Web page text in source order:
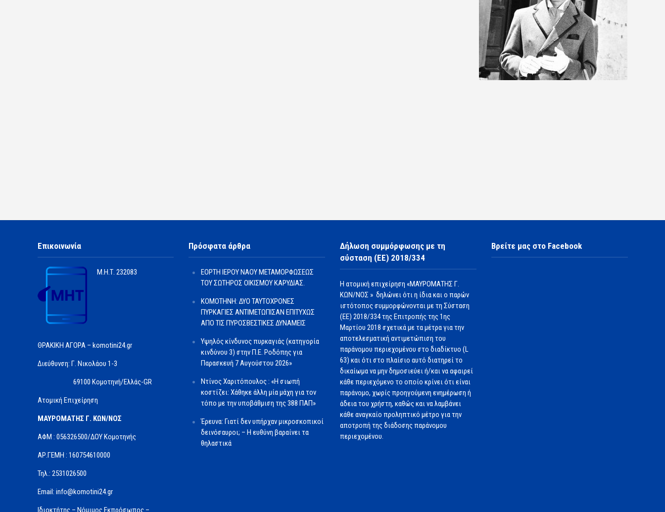
Επικοινωνία
Μ.Η.Τ. 232083
ΘΡΑΚΙΚΗ ΑΓΟΡΑ – komotini24.gr
Διεύθυνση: Γ. Νικολάου 1-3
69100 Κομοτηνή/Ελλάς-GR
Ατομική Επιχείρηση
ΜΑΥΡΟΜΑΤΗΣ Γ. ΚΩΝ/ΝΟΣ
ΑΦΜ : 056326500/ΔOΥ Κομοτηνής
ΑΡ.ΓΕΜΗ : 160754610000
Τηλ.: 2531026500
Email: info@komotini24.gr
Ιδιοκτήτης – Νόμιμος Εκπρόσωπος –
Πρόσφατα άρθρα
ΕΟΡΤΗ ΙΕΡΟΥ ΝΑΟΥ ΜΕΤΑΜΟΡΦΩΣΕΩΣ
ΤΟΥ ΣΩΤΗΡΟΣ ΟΙΚΙΣΜΟΥ ΚΑΡΥΔΙΑΣ.
ΚΟΜΟΤΗΝΗ: ΔΥΟ ΤΑΥΤΟΧΡΟΝΕΣ
ΠΥΡΚΑΓΙΕΣ ΑΝΤΙΜΕΤΩΠΙΣΑΝ ΕΠΙΤΥΧΩΣ
ΑΠΟ ΤΙΣ ΠΥΡΟΣΒΕΣΤΙΚΕΣ ΔΥΝΑΜΕΙΣ
Υψηλός κίνδυνος πυρκαγιάς (κατηγορία
κινδύνου 3) στην Π.Ε. Ροδόπης για
Παρασκευή 7 Αυγούστου 2026»
Ντίνος Χαριτόπουλος : «Η σιωπή
κοστίζει: Χάθηκε άλλη μία μάχη για τον
τόπο με την υποβάθμιση της 388 ΠΑΠ»
Έρευνα: Γιατί δεν υπήρχαν μικροσκοπικοί
δεινόσαυροι; – Η ευθύνη βαραίνει τα
θηλαστικά
Δήλωση συμμόρφωσης με τη
σύσταση (ΕΕ) 2018/334
Η ατομική επιχείρηση «ΜΑΥΡΟΜΑΤΗΣ Γ.
ΚΩΝ/ΝΟΣ » δηλώνει ότι η ίδια και ο παρών
ιστότοπος συμμορφώνονται με τη Σύσταση
(ΕΕ) 2018/334 της Επιτροπής της 1ης
Μαρτίου 2018 σχετικά με τα μέτρα για την
αποτελεσματική αντιμετώπιση του
παράνομου περιεχομένου στο διαδίκτυο (L
63) και ότι στο πλαίσιο αυτό διατηρεί το
δικαίωμα να μην δημοσιεύει ή/και να αφαιρεί
κάθε περιεχόμενο το οποίο κρίνει ότι είναι
παράνομο, χωρίς προηγούμενη ενημέρωση ή
άδεια του χρήστη, καθώς και να λαμβάνει
κάθε αναγκαίο προληπτικό μέτρο για την
αποτροπή της διάδοσης παράνομου
περιεχομένου.
Βρείτε μας στο Facebook